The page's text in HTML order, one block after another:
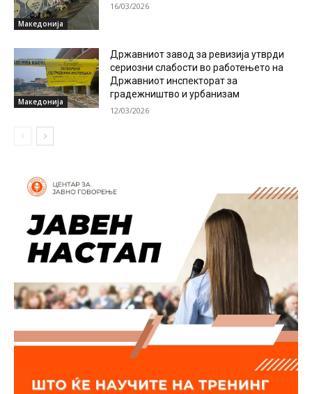
Македонија
16/03/2026
Македонија
Државниот завод за ревизија утврди
сериозни слабости во работењето на
Државниот инспекторат за
градежништво и урбанизам
12/03/2026